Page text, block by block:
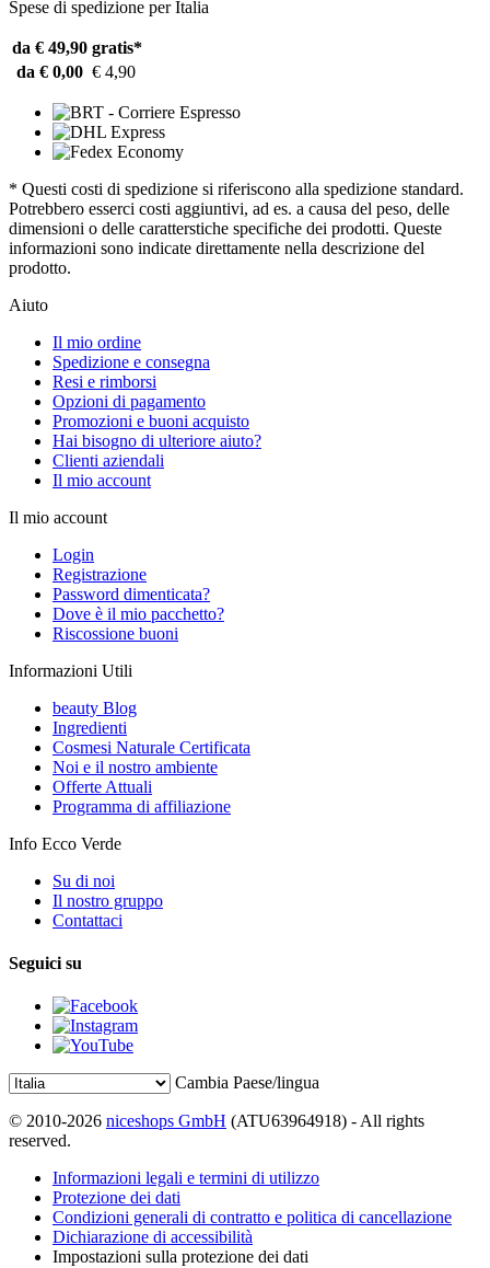
Spese di spedizione per Italia
da € 49,90 gratis*
da € 0,00 € 4,90
* Questi costi di spedizione si riferiscono alla spedizione standard.
Potrebbero esserci costi aggiuntivi, ad es. a causa del peso, delle
dimensioni o delle caratterstiche specifiche dei prodotti. Queste
informazioni sono indicate direttamente nella descrizione del
prodotto.
Aiuto
Il mio ordine
Spedizione e consegna
Resi e rimborsi
Opzioni di pagamento
Promozioni e buoni acquisto
Hai bisogno di ulteriore aiuto?
Clienti aziendali
Il mio account
Il mio account
Login
Registrazione
Password dimenticata?
Dove è il mio pacchetto?
Riscossione buoni
Informazioni Utili
beauty Blog
Ingredienti
Cosmesi Naturale Certificata
Noi e il nostro ambiente
Offerte Attuali
Programma di affiliazione
Info Ecco Verde
Su di noi
Il nostro gruppo
Contattaci
Seguici su
Cambia Paese/lingua
© 2010-2026 niceshops GmbH (ATU63964918) - All rights
reserved.
Informazioni legali e termini di utilizzo
Protezione dei dati
Condizioni generali di contratto e politica di cancellazione
Dichiarazione di accessibilità
Impostazioni sulla protezione dei dati